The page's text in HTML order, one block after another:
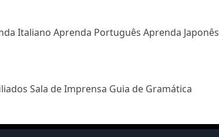
Italiano Aprenda Português Aprenda Japonês
Sala de Imprensa Guia de Gramática